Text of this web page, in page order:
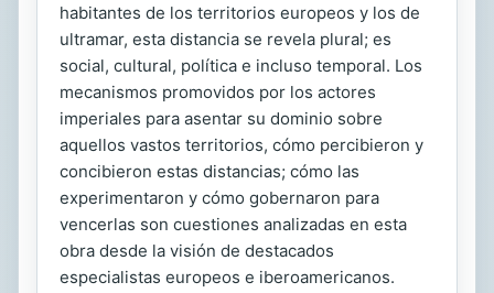
habitantes de los territorios europeos y los de
ultramar, esta distancia se revela plural; es
social, cultural, política e incluso temporal. Los
mecanismos promovidos por los actores
imperiales para asentar su dominio sobre
aquellos vastos territorios, cómo percibieron y
concibieron estas distancias; cómo las
experimentaron y cómo gobernaron para
vencerlas son cuestiones analizadas en esta
obra desde la visión de destacados
especialistas europeos e iberoamericanos.